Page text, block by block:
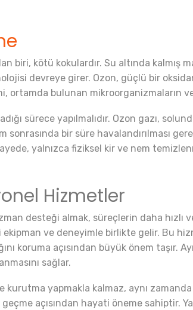
biri, kötü kokulardır. Su altında
devreye girer. Ozon, güçlü bir
ortamda bulunan mikroorganizmaların
sürece yapılmalıdır. Ozon gazı,
sonrasında bir süre havalandırılması
yalnızca fiziksel kir ve nem
Hizmetler
desteği almak, süreçlerin daha hızlı
ve deneyimle birlikte gelir. Bu
koruma açısından büyük önem taşır.
sağlar.
kurutma yapmakla kalmaz, aynı
açısından hayati öneme sahiptir.